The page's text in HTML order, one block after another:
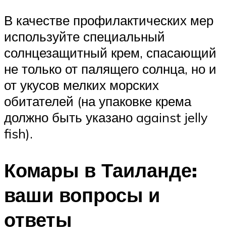
В качестве профилактических мер
используйте специальный
солнцезащитный крем, спасающий
не только от палящего солнца, но и
от укусов мелких морских
обитателей (на упаковке крема
должно быть указано against jelly
fish).
Комары в Таиланде:
ваши вопросы и
ответы